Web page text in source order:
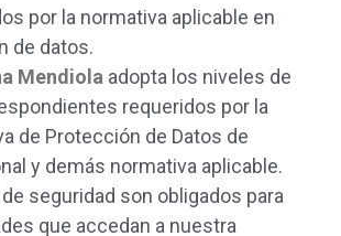
por la normativa aplicable en
de datos.
Mendiola adopta los niveles de
requeridos por la
de Protección de Datos de
y demás normativa aplicable.
seguridad son obligados para
que accedan a nuestra